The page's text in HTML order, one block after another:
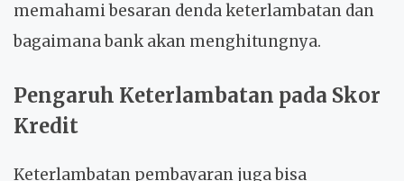
memahami besaran denda keterlambatan dan
bagaimana bank akan menghitungnya.
Pengaruh Keterlambatan pada Skor
Kredit
Keterlambatan pembayaran juga bisa